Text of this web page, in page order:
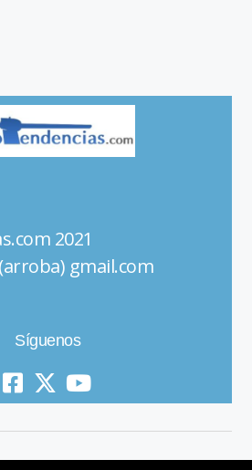
2021
gmail.com
Síguenos